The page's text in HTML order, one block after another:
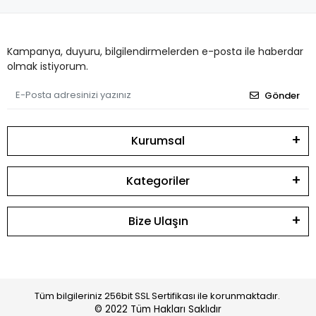
Kampanya, duyuru, bilgilendirmelerden e-posta ile haberdar
olmak istiyorum.
Gönder
Kurumsal
Kategoriler
Bize Ulaşın
Tüm bilgileriniz 256bit SSL Sertifikası ile korunmaktadır.
© 2022 Tüm Hakları Saklıdır